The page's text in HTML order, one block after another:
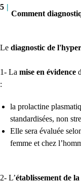
5 |
Comment
Le diagnostic de
1- La mise en évidence
:
la prolactine
standardisées, non
Elle sera évaluée
femme et chez
2- L’établissement de la